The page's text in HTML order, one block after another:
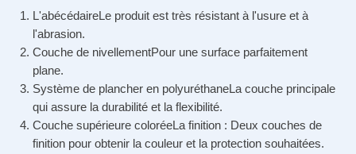
L'abécédaireLe produit est très résistant à l'usure et à
l'abrasion.
Couche de nivellementPour une surface parfaitement
plane.
Système de plancher en polyuréthaneLa couche principale
qui assure la durabilité et la flexibilité.
Couche supérieure coloréeLa finition : Deux couches de
finition pour obtenir la couleur et la protection souhaitées.